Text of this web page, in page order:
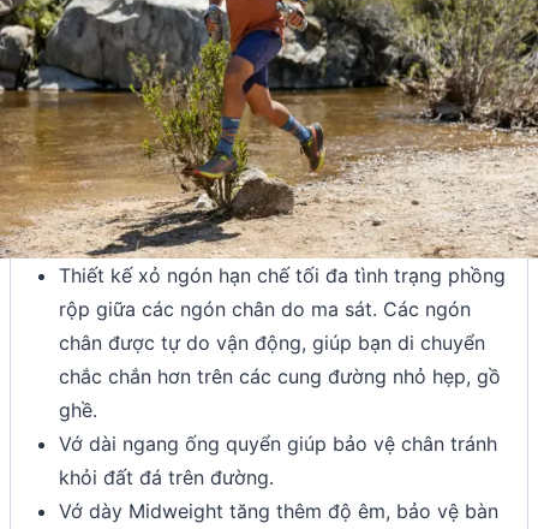
Thiết kế xỏ ngón hạn chế tối đa tình trạng phồng
rộp giữa các ngón chân do ma sát. Các ngón
chân được tự do vận động, giúp bạn di chuyển
chắc chắn hơn trên các cung đường nhỏ hẹp, gồ
ghề.
Vớ dài ngang ống quyển giúp bảo vệ chân tránh
khỏi đất đá trên đường.
Vớ dày Midweight tăng thêm độ êm, bảo vệ bàn